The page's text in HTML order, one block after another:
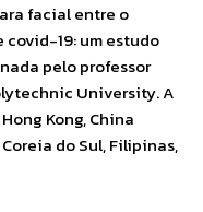
facial entre o
19: um estudo
pelo professor
University. A
Kong, China
do Sul, Filipinas,